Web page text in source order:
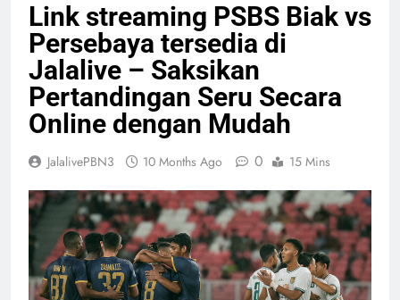
Link streaming PSBS Biak vs
Persebaya tersedia di
Jalalive – Saksikan
Pertandingan Seru Secara
Online dengan Mudah
JalalivePBN3 10 Months Ago 0 15 Mins